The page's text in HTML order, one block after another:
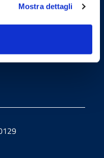
Mostra dettagli
LA